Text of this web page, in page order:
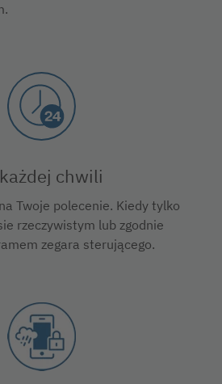
chwili
Twoje polecenie. Kiedy tylko
rzeczywistym lub zgodnie
zegara sterującego.